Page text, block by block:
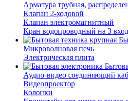
Арматура трубная,
Клапан 2-ходовой
Клапан электромагнитный
Кран водопроводный на 3
Микроволновая печь
Электрическая плита
Аудио-видео соединяющий
Видеопроектор
Колонки